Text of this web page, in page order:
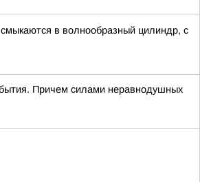
в волнообразный цилиндр, с
Причем силами неравнодушных